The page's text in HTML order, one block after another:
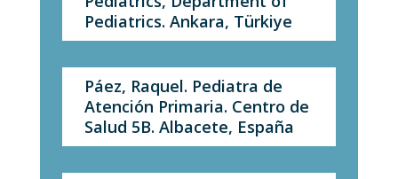
Pediatrics. Ankara, Türkiye
Páez, Raquel. Pediatra de
Atención Primaria. Centro de
Salud 5B. Albacete, España